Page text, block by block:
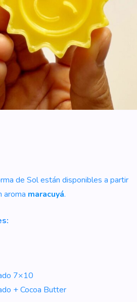
de Sol están disponibles a partir
aroma maracuyá.
7×10
+ Cocoa Butter